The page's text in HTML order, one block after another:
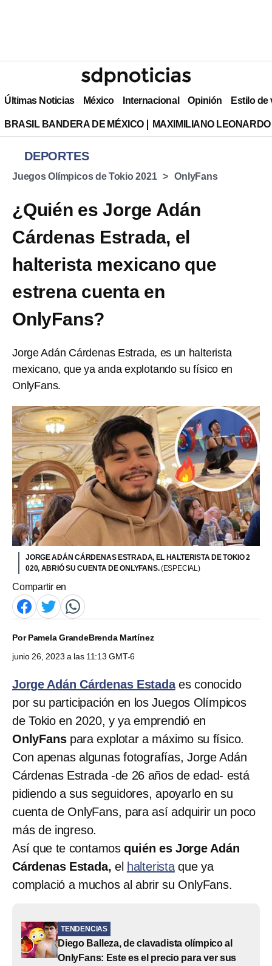
Últimas Noticias México Internacional Opinión Estilo de
BRASIL BANDERA DE MÉXICO MAXIMILIANO
DEPORTES
Juegos Olímpicos de Tokio 2021 OnlyFans
¿Quién es Jorge Adán
Cárdenas Estrada, el
halterista mexicano que
estrena cuenta en
OnlyFans?
Jorge Adán Cárdenas Estrada, es un halterista
mexicano, que ya anda explotando su físico en
OnlyFans.
JORGE ADÁN CÁRDENAS ESTRADA, EL HALTERISTA DE TOKIO 2
020, ABRIÓ SU CUENTA DE ONLYFANS.(ESPECIAL)
Compartir en
PorPamela GrandeBrenda Martínez
junio 26, 2023 a las 11:13 GMT-6
Jorge Adán Cárdenas Estadaes conocido
por su participación en los Juegos Olímpicos
de Tokio en 2020, y ya emprendió en
OnlyFans para explotar a máximo su físico.
Con apenas algunas fotografías, Jorge Adán
Cárdenas Estrada -de 26 años de edad- está
pidiendo a sus seguidores, apoyarlo en su
cuenta de OnlyFans, para así adquirir un poco
más de ingreso.
Así que te contamosquién es Jorge Adán
Cárdenas Estada, el halteristaque ya
complació a muchos al abrir su OnlyFans.
TENDENCIAS
Diego Balleza, de clavadista olímpico al
OnlyFans: Este es el precio para ver sus